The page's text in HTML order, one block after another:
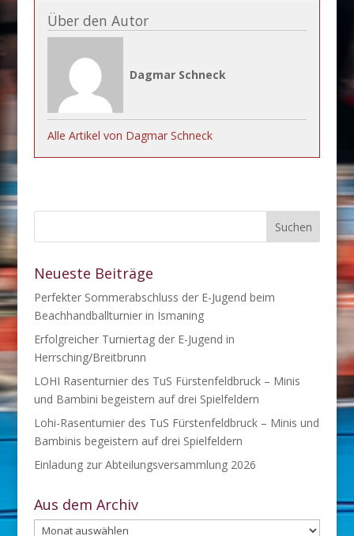
Über den Autor
Dagmar Schneck
Alle Artikel von Dagmar Schneck
Neueste Beiträge
Perfekter Sommerabschluss der E-Jugend beim
Beachhandballturnier in Ismaning
Erfolgreicher Turniertag der E-Jugend in
Herrsching/Breitbrunn
LOHI Rasenturnier des TuS Fürstenfeldbruck – Minis
und Bambini begeistern auf drei Spielfeldern
Lohi-Rasenturnier des TuS Fürstenfeldbruck – Minis und
Bambinis begeistern auf drei Spielfeldern
Einladung zur Abteilungsversammlung 2026
Aus dem Archiv
Aus